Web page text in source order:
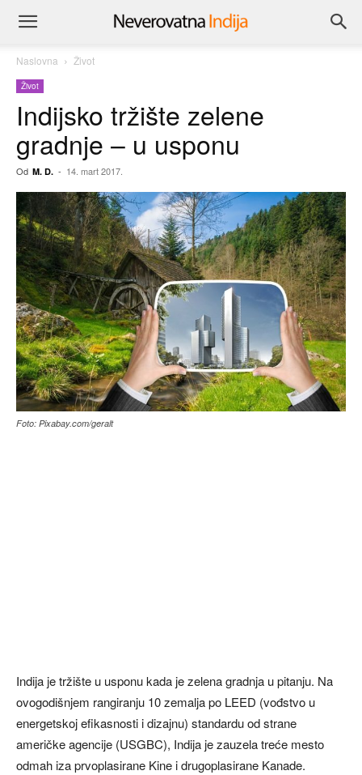
Naslovna Život
Život
Indijsko tržište zelene
gradnje – u usponu
Od M. D. - 14. mart 2017.
Foto: Pixabay.com/geralt
Indija je tržište u usponu kada je zelena gradnja u pitanju. Na
ovogodišnjem rangiranju 10 zemalja po LEED (vođstvo u
energetskoj efikasnosti i dizajnu) standardu od strane
američke agencije (USGBC), Indija je zauzela treće mesto
odmah iza prvoplasirane Kine i drugoplasirane Kanade.